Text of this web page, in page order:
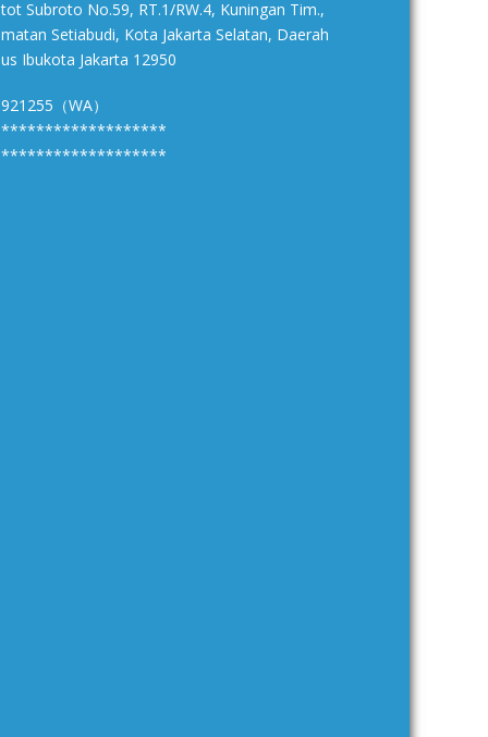
Subroto No.59, RT.1/RW.4, Kuningan Tim.,
Setiabudi, Kota Jakarta Selatan, Daerah
Ibukota Jakarta 12950
（WA）